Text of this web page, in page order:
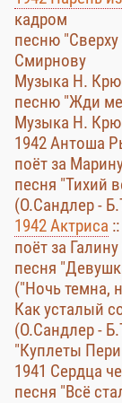
кадром
песню
Смирнову
Музыка Н.
песню "Жди
Музыка Н.
1942 Антоша
поёт за
песня "Тихий
(О.Сандлер -
1942 Актриса
поёт за
песня
("Ночь темна,
Как усталый
(О.Сандлер -
"Куплеты
1941 Сердца
песня "Всё